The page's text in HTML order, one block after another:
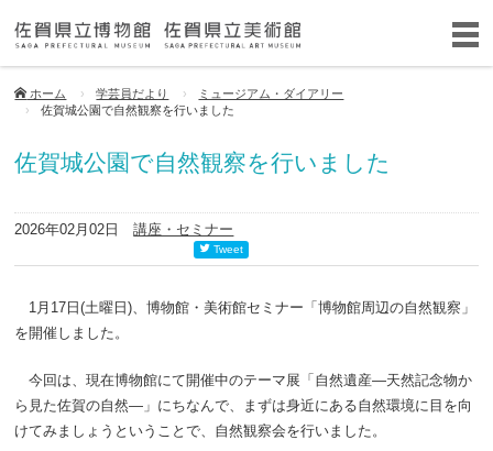
ホーム 学芸員だより
ミュージアム・ダイアリー
佐賀城公園で自然観察を行いました
佐賀城公園で自然観察を行いました
2026年02月02日講座・セミナー
Tweet
1月 17 日(土曜日)、博物館・美術館セミナー「博物館周辺の自然観察」
を開催しました。
今回は、現在博物館にて開催中のテーマ展「自然遺産―天然記念物か
ら見た佐賀の自然―」にちなんで、まずは身近にある自然環境に目を向
けてみましょうということで、自然観察会を行いました。